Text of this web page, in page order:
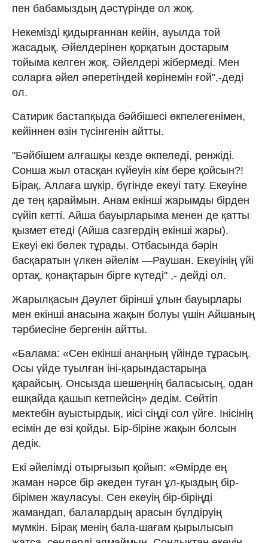
пен бабамыздың дәстүрінде ол жоқ.
Некемізді қидырғаннан кейін, ауылда той
жасадық. Әйелдерінен қорқатын достарым
тойыма келген жоқ. Әйелдері жібермеді. Мен
соларға әйел әперетіндей көрінемін ғой",-деді
ол.
Сатирик бастапқыда бәйбішесі өкпелегенімен,
кейіннен өзін түсінгенін айтты.
"Бәйбішем алғашқы кезде өкпеледі, ренжіді.
Сонша жыл отасқан күйеуін кім бере қойсын?!
Бірақ, Аллаға шүкір, бүгінде екеуі тату. Екеуіне
де тең қараймын. Анам екінші жарымды бірден
сүйіп кетті. Айша бауырларыма менен де қатты
қызмет етеді (Айша сазгердің екінші жары).
Екеуі екі бөлек тұрады. Отбасында бәрін
басқаратын үлкен әйелім —Раушан. Екеуінің үйі
ортақ, қонақтарын бірге күтеді" ,- дейді ол.
Жарылқасын Дәулет бірінші ұлын бауырлары
мен екінші анасына жақын болуы үшін Айшаның
тәрбиесіне бергенін айтты.
«Балама: «Сен екінші анаңның үйінде тұрасың.
Осы үйде туылған іні-қарындастарыңа
қарайсың. Онсызда шешеңнің баласысың, одан
ешқайда қашып кетпейсің» дедім. Сөйтіп
мектебін ауыстырдық, иісі сіңді сол үйге. Інісінің
есімін де өзі қойды. Бір-біріне жақын болсын
дедік.
Екі әйелімді отырғызып қойып: «Өмірде ең
жаман нәрсе бір әкеден туған ұл-қыздың бір-
бірімен жауласуы. Сен екеуің бір-біріңді
жамандап, балалардың арасын бүлдіруің
мүмкін. Бірақ менің бала-шағам қырылысып